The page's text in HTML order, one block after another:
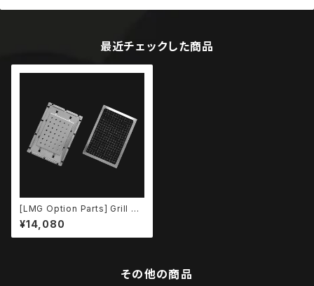
最近チェックした商品
[LMG Option Parts] Grill Se
t
¥14,080
その他の商品